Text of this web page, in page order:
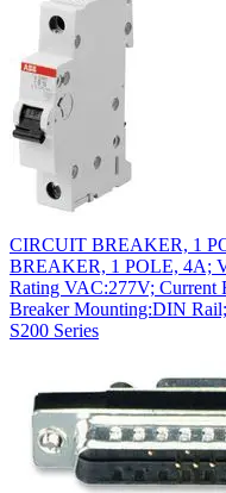
CIRCUIT BREAKER, 1
BREAKER, 1 POLE, 4A;
Rating VAC:277V; Current
Breaker Mounting:DIN
S200 Series